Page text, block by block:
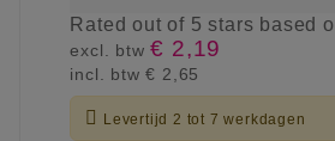
Ratedout of 5 stars based
excl. btw€ 2,19
incl. btw€ 2,65
 Levertijd 2 tot 7 werkdagen